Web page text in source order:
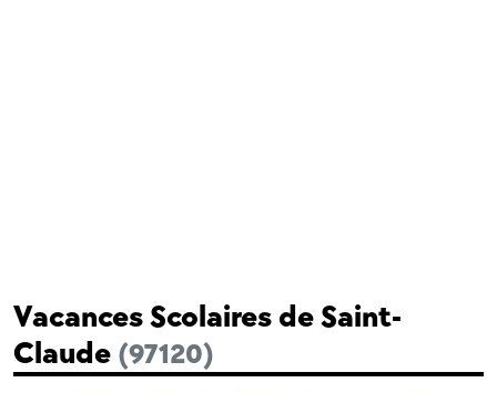
Vacances Scolaires de Saint-
Claude (97120)